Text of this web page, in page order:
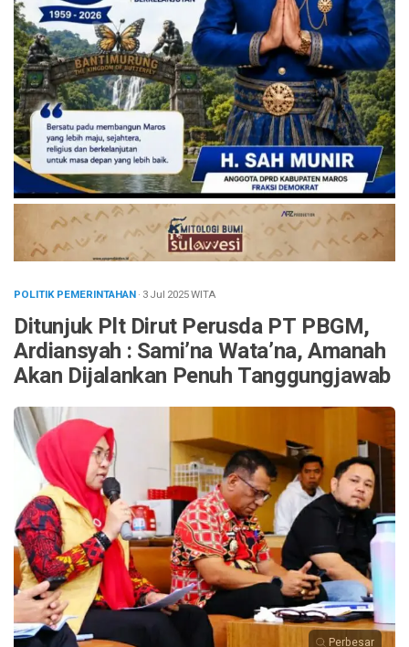
POLITIK PEMERINTAHAN· 3 Jul 2025WITA
Ditunjuk Plt Dirut Perusda PT PBGM,
Ardiansyah : Sami’na Wata’na, Amanah
Akan Dijalankan Penuh Tanggungjawab
Perbesar